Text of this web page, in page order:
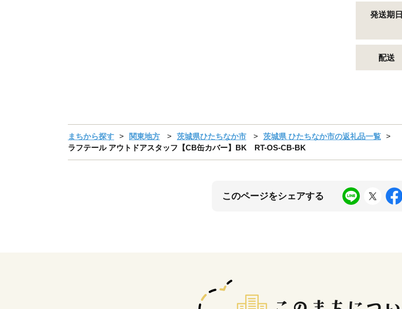
発送期日
配送
まちから探す 関東地方 茨城県ひたちなか市
茨城県 ひたちなか市の返礼品一覧
ラフテール アウトドアスタッフ【CB缶カバー】BK RT-OS-CB-BK
このページをシェアする